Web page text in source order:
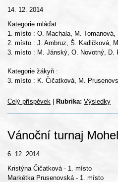
14. 12. 2014
Kategorie mláďat :
1. místo : O. Machala, M.
2. místo : J. Ambruz, Š. Kadlčková,
3. místo : M. Jánský, O. Novotný, D.
Kategorie žákyň :
3. místo : K. Čičatková, M.
Celý příspěvek Rubrika: Výsledky
Vánoční turnaj
6. 12. 2014
Kristýna Čičatková - 1. místo
Markétka Prusenovská - 1. místo